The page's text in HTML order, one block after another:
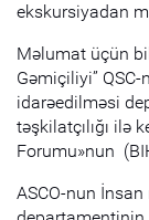
ekskursiyadan
Məlumat üçün
Gəmiçiliyi” QSC-
idarəedilməsi
təşkilatçılığı ilə
Forumu»nun
ASCO-nun İnsan